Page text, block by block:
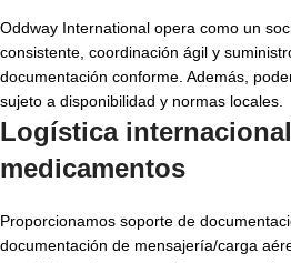
Oddway International opera como un
consistente, coordinación ágil y
documentación conforme. Además,
sujeto a disponibilidad y normas locales.
Logística
medicamentos
Proporcionamos soporte de
documentación de mensajería/carga